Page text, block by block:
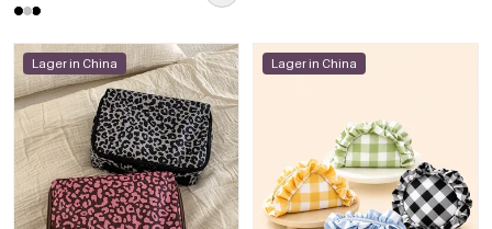
Lager in China Lager in China